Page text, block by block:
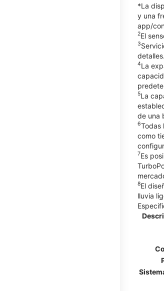
*La
y una
app/
2El
3
detalles.
4La
5La
de una
6Todas
como
7Es
8El
lluvia